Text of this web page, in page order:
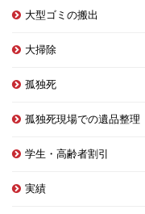
大型ゴミの搬出
大掃除
孤独死
孤独死現場での遺品整理
学生・高齢者割引
実績